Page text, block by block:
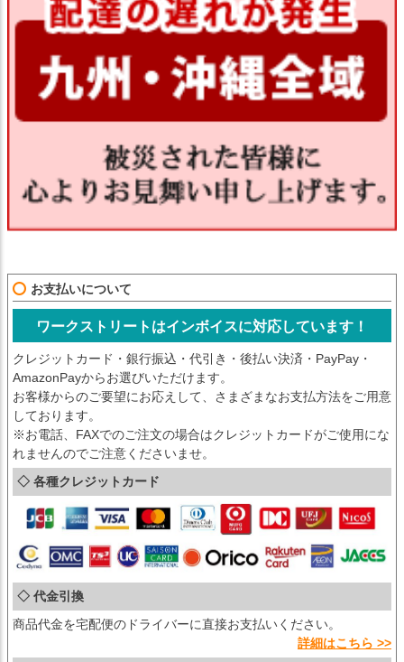
お支払いについて
ワークストリートはインボイスに対応しています！
クレジットカード・銀行振込・代引き・後払い決済・PayPay・
AmazonPayからお選びいただけます。
お客様からのご要望にお応えして、さまざまなお支払方法をご用意
しております。
※お電話、FAXでのご注文の場合はクレジットカードがご使用にな
れませんのでご注意くださいませ。
◇ 各種クレジットカード
◇ 代金引換
商品代金を宅配便のドライバーに直接お支払いください。
詳細はこちら >>